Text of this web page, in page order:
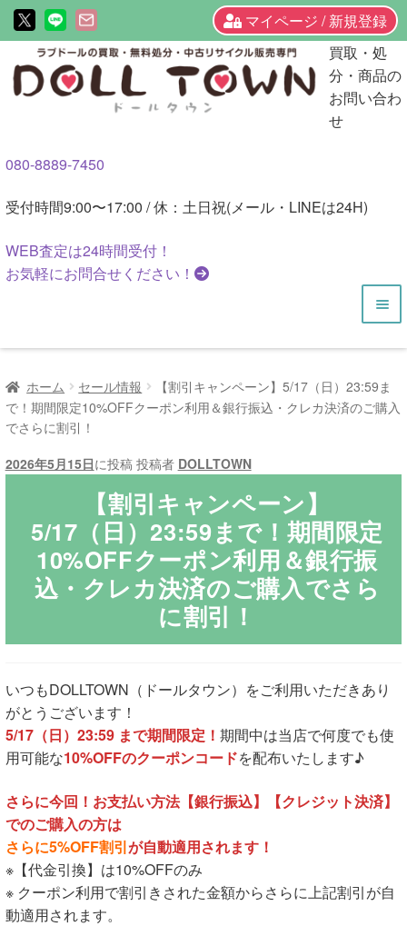
マイページ / 新規登録
ビ
ゲ
ョ
へ
キ
ッ
ン
テ
へ
キ
プ
買取・処
分・商品の
お問い合わ
せ
080-8889-7450
受付時間9:00〜17:00 / 休：土日祝(メール・LINEは24H)
WEB査定は24時間受付！
お気軽にお問合せください！
HOME
商品一覧
ラブドール買取・処分
メ
ニ
ー
展
無料引き取り
よくあるご質問
お問い合わせ
ホーム セール情報
【割引キャンペーン】5/17（日）23:59ま
で！期間限定10%OFFクーポン利用＆銀行振込・クレカ決済のご購入
でさらに割引！
2026年5月15日に投稿 投稿者 DOLLTOWN
【割引キャンペーン】
5/17（日）23:59まで！期間限定
10%OFFクーポン利用＆銀行振
込・クレカ決済のご購入でさら
に割引！
いつもDOLLTOWN（ドールタウン）をご利用いただきあり
がとうございます！
5/17（日）23:59 まで期間限定！ 期間中は当店で何度でも使
用可能な10%OFFのクーポンコードを配布いたします♪
さらに今回！お支払い方法【銀行振込】【クレジット決済】
でのご購入の方は
さらに5%OFF割引が自動適用されます！
※【代金引換】は10%OFFのみ
※ クーポン利用で割引きされた金額からさらに上記割引が自
動適用されます。